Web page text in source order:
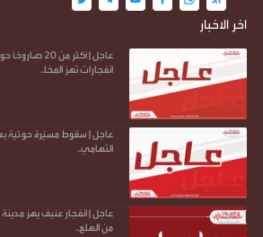
اخر الاخبار
عاجل | أكثر من
انفجارات تهز المخا..
عاجل | سقوط مسيّرة حو.ثية
التهامي..
عاجل | انفجار عنيف يهز
من الهلع..